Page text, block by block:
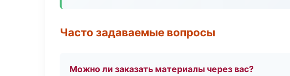
Часто задаваемые вопросы
Можно ли заказать материалы через вас?